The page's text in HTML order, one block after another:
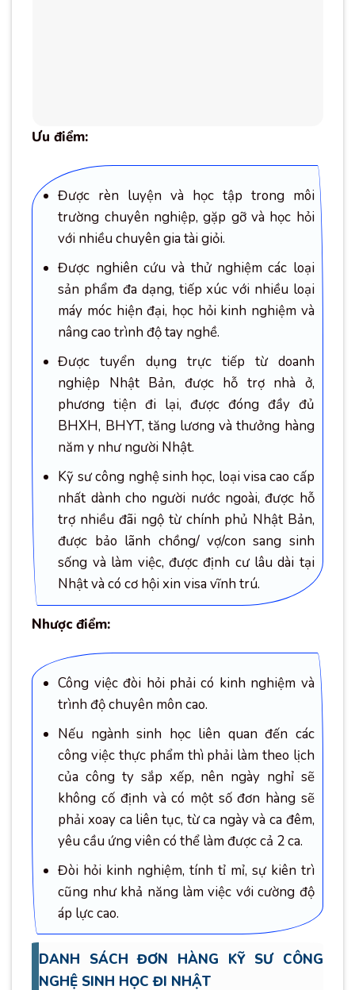
Ưu điểm:
Được rèn luyện và học tập trong môi
trường chuyên nghiệp, gặp gỡ và học hỏi
với nhiều chuyên gia tài giỏi.
Được nghiên cứu và thử nghiệm các loại
sản phẩm đa dạng, tiếp xúc với nhiều loại
máy móc hiện đại, học hỏi kinh nghiệm và
nâng cao trình độ tay nghề.
Được tuyển dụng trực tiếp từ doanh
nghiệp Nhật Bản, được hỗ trợ nhà ở,
phương tiện đi lại, được đóng đầy đủ
BHXH, BHYT, tăng lương và thưởng hàng
năm y như người Nhật.
Kỹ sư công nghệ sinh học, loại visa cao cấp
nhất dành cho người nước ngoài, được hỗ
trợ nhiều đãi ngộ từ chính phủ Nhật Bản,
được bảo lãnh chồng/ vợ/con sang sinh
sống và làm việc, được định cư lâu dài tại
Nhật và có cơ hội xin visa vĩnh trú.
Nhược điểm:
Công việc đòi hỏi phải có kinh nghiệm và
trình độ chuyên môn cao.
Nếu ngành sinh học liên quan đến các
công việc thực phẩm thì phải làm theo lịch
của công ty sắp xếp, nên ngày nghỉ sẽ
không cố định và có một số đơn hàng sẽ
phải xoay ca liên tục, từ ca ngày và ca đêm,
yêu cầu ứng viên có thể làm được cả 2 ca.
Đòi hỏi kinh nghiệm, tính tỉ mỉ, sự kiên trì
cũng như khả năng làm việc với cường độ
áp lực cao.
DANH SÁCH ĐƠN HÀNG KỸ SƯ CÔNG
NGHỆ SINH HỌC ĐI NHẬT